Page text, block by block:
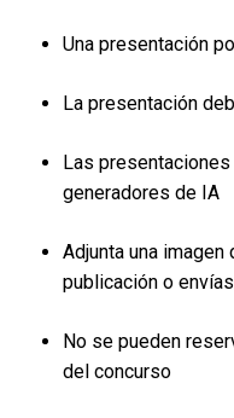
Una presentación
La presentación
Las
generadores de IA
Adjunta una
publicación o
No se pueden
del concurso